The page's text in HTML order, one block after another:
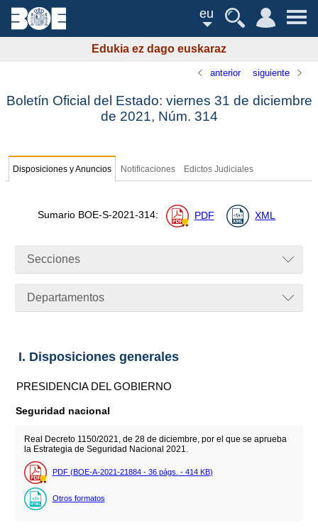
eu
Edukia ez dago euskaraz
anterior siguiente
Boletín Oficial del Estado: viernes 31 de diciembre
de 2021, Núm. 314
Disposiciones y Anuncios Notificaciones Edictos Judiciales
Sumario BOE-S-2021-314: PDF XML
Secciones
Departamentos
I. Disposiciones generales
PRESIDENCIA DEL GOBIERNO
Seguridad nacional
Real Decreto 1150/2021, de 28 de diciembre, por el que se aprueba
la Estrategia de Seguridad Nacional 2021.
PDF (BOE-A-2021-21884 - 36 págs. - 414 KB)
Otros formatos